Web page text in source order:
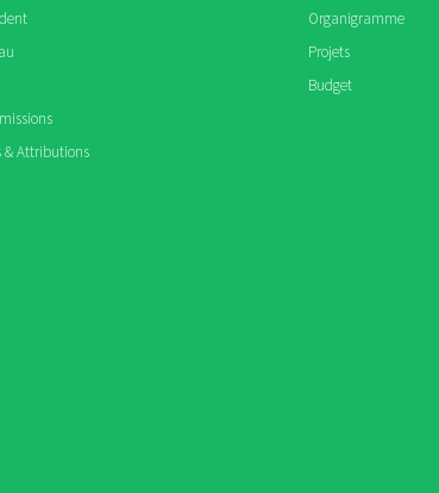
& Attributions
Organigramme
Projets
Budget